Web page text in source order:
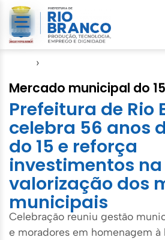
›
Mercado municipal do 15
Prefeitura de Rio
celebra 56 anos
do 15 e reforça
investimentos na
valorização dos
municipais
Celebração reuniu gestão
e moradores em homenagem à